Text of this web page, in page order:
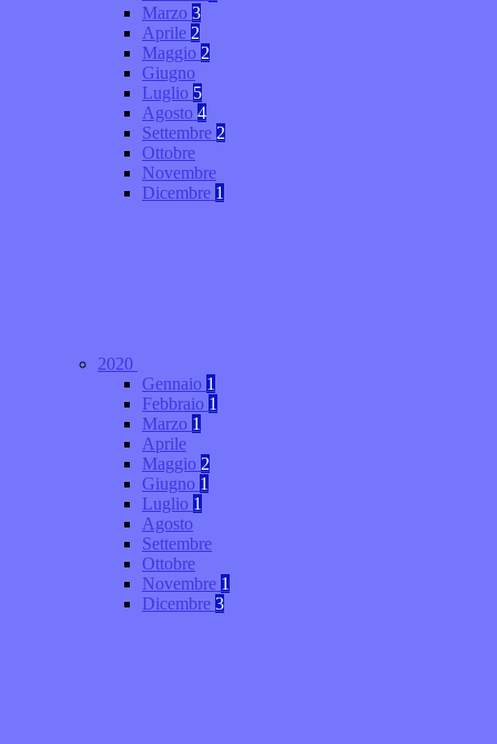
Marzo 3
Aprile 2
Maggio 2
Giugno
Luglio 5
Agosto 4
Settembre 2
Ottobre
Novembre
Dicembre 1
2020
Gennaio 1
Febbraio 1
Marzo 1
Aprile
Maggio 2
Giugno 1
Luglio 1
Agosto
Settembre
Ottobre
Novembre 1
Dicembre 3